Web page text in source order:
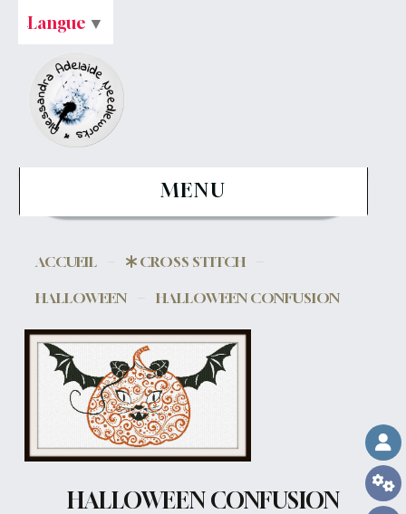
MENU
ACCUEIL
CROSS STITCH
HALLOWEEN
HALLOWEEN CONFUSION
HALLOWEEN CONFUSION
Langue ▼